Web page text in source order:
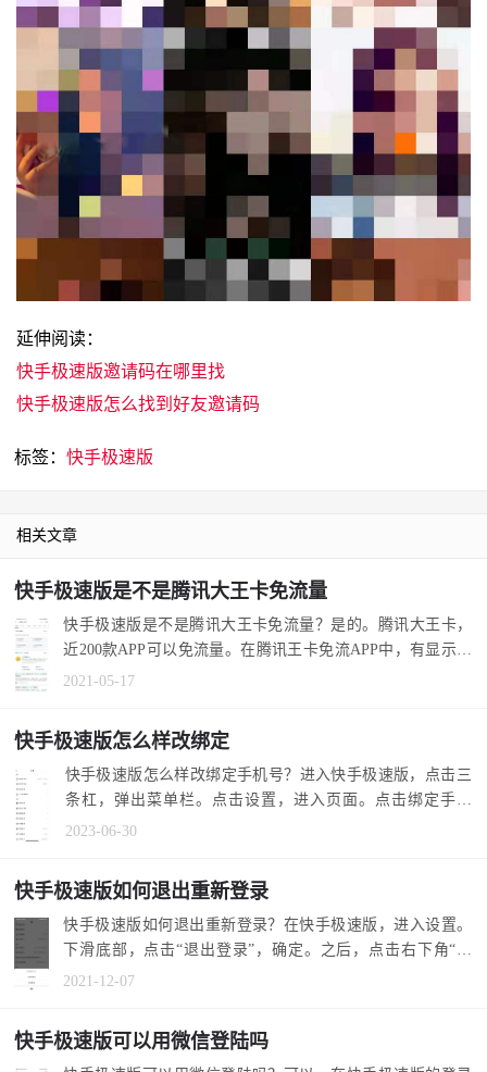
延伸阅读：
快手极速版邀请码在哪里找
快手极速版怎么找到好友邀请码
标签：快手极速版
相关文章
快手极速版是不是腾讯大王卡免流量
快手极速版是不是腾讯大王卡免流量？是的。腾讯大王卡，
近200款APP可以免流量。在腾讯王卡免流APP中，有显示快
速极速版。 1....
2021-05-17
快手极速版怎么样改绑定
快手极速版怎么样改绑定手机号？进入快手极速版，点击三
条杠，弹出菜单栏。点击设置，进入页面。点击绑定手机
号，弹出更换绑...
2023-06-30
快手极速版如何退出重新登录
快手极速版如何退出重新登录？在快手极速版，进入设置。
下滑底部，点击“退出登录”，确定。之后，点击右下角“我
的”，重新登录...
2021-12-07
快手极速版可以用微信登陆吗